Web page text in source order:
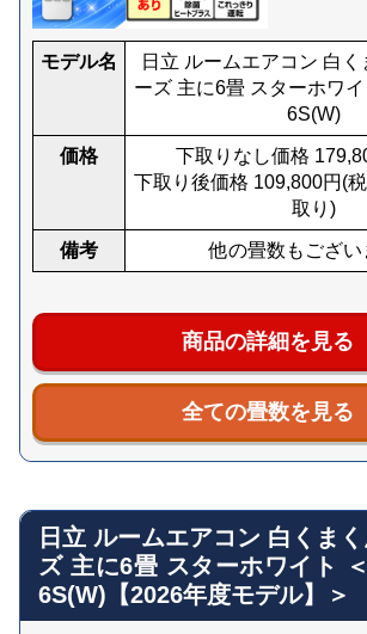
モデル名
日立 ルームエアコン 白く
ーズ 主に6畳 スターホワ
6S(W)
価格 下取りなし価格
下取り後価格 109,800円(
取り)
備考 他の畳数もござい
商品の詳細を見る
全ての畳数を見る
日立 ルームエアコン 白くま
ズ 主に6畳 スターホワイト
6S(W)【2026年度モデル】＞